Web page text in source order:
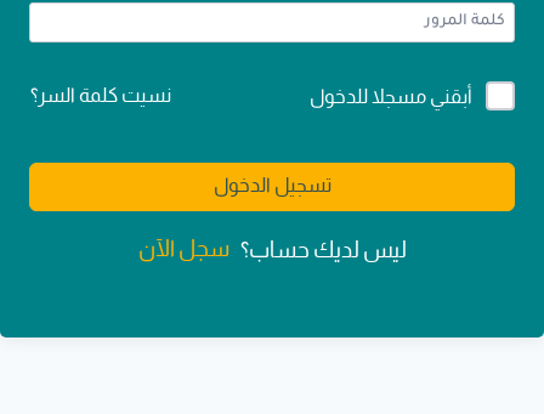
Alternative:
أبقني مسجلا للدخول نسيت كلمة السر؟
تسجيل الدخول
ليس لديك حساب؟ سجل الآن